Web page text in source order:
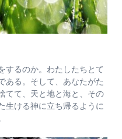
するのか。わたしたちとて
ある。そして、あなたがた
てて、天と地と海と、その
生ける神に立ち帰るように